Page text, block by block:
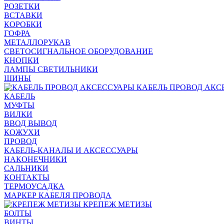
РОЗЕТКИ
ВСТАВКИ
КОРОБКИ
ГОФРА
МЕТАЛЛОРУКАВ
СВЕТОСИГНАЛЬНОЕ ОБОРУДОВАНИЕ
КНОПКИ
ЛАМПЫ СВЕТИЛЬНИКИ
ШИНЫ
КАБЕЛЬ ПРОВОД
КАБЕЛЬ
МУФТЫ
ВИЛКИ
ВВОД ВЫВОД
КОЖУХИ
ПРОВОД
КАБЕЛЬ-КАНАЛЫ И АКСЕССУАРЫ
НАКОНЕЧНИКИ
САЛЬНИКИ
КОНТАКТЫ
ТЕРМОУСАДКА
МАРКЕР КАБЕЛЯ ПРОВОДА
КРЕПЕЖ МЕТИЗЫ
БОЛТЫ
ВИНТЫ